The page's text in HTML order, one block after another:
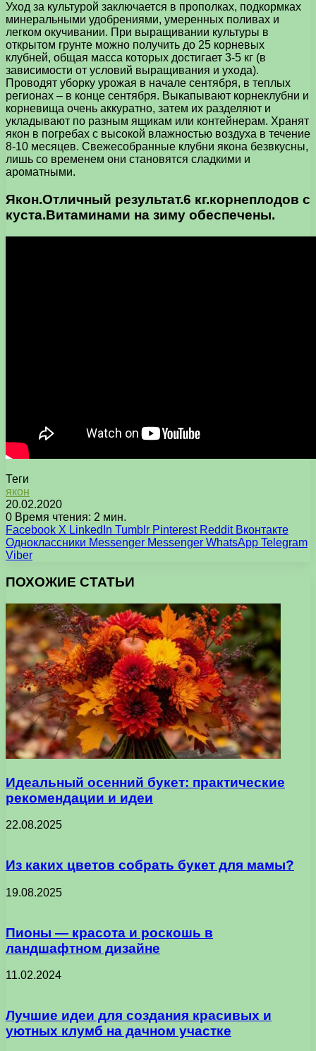
Уход за культурой заключается в прополках, подкормках
минеральными удобрениями, умеренных поливах и
легком окучивании. При выращивании культуры в
открытом грунте можно получить до 25 корневых
клубней, общая масса которых достигает 3-5 кг (в
зависимости от условий выращивания и ухода).
Проводят уборку урожая в начале сентября, в теплых
регионах – в конце сентября. Выкапывают корнеклубни и
корневища очень аккуратно, затем их разделяют и
укладывают по разным ящикам или контейнерам. Хранят
якон в погребах с высокой влажностью воздуха в течение
8-10 месяцев. Свежесобранные клубни якона безвкусны,
лишь со временем они становятся сладкими и
ароматными.
Якон.Отличный результат.6 кг.корнеплодов с
куста.Витаминами на зиму обеспечены.
Теги
якон
20.02.2020
0 Время чтения: 2 мин.
Facebook X LinkedIn Tumblr Pinterest Reddit Вконтакте
Одноклассники Messenger Messenger WhatsApp Telegram
Viber
ПОХОЖИЕ СТАТЬИ
Идеальный осенний букет: практические
рекомендации и идеи
22.08.2025
Из каких цветов собрать букет для мамы?
19.08.2025
Пионы — красота и роскошь в
ландшафтном дизайне
11.02.2024
Лучшие идеи для создания красивых и
уютных клумб на дачном участке